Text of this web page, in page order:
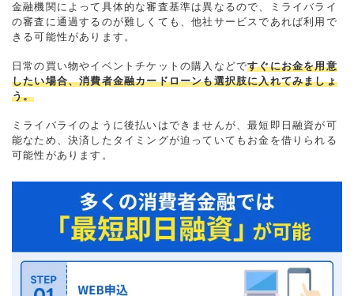
金融機関によって具体的な審査基準は異なるので、ミライバライ
の審査に通過するのが難しくても、他社サービスであれば利用で
きる可能性があります。
日常の買い物やイベントチケットの購入などですぐにお金を用意
したい場合、消費者金融カードローンも選択肢に入れてみましょ
う。
ミライバライのように後払いはできませんが、最短即日融資が可
能なため、決済したタイミングが迫っていてもお金を借りられる
可能性があります。